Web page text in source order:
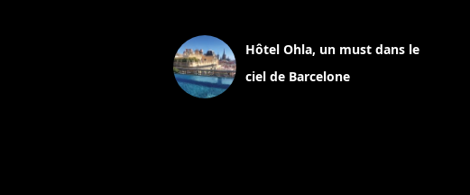
Hôtel Ohla, un must dans le
ciel de Barcelone